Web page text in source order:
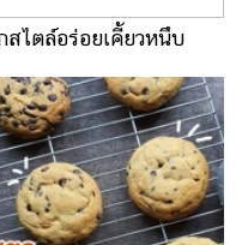
ไตล์อร่อยเคี้ยวหนึบ